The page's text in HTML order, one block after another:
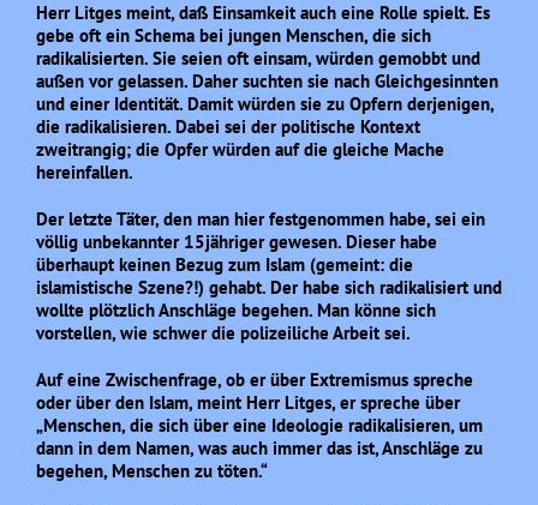
Herr Litges meint, daß Einsamkeit auch eine Rolle spielt. Es
gebe oft ein Schema bei jungen Menschen, die sich
radikalisierten. Sie seien oft einsam, würden gemobbt und
außen vor gelassen. Daher suchten sie nach Gleichgesinnten
und einer Identität. Damit würden sie zu Opfern derjenigen,
die radikalisieren. Dabei sei der politische Kontext
zweitrangig; die Opfer würden auf die gleiche Mache
hereinfallen.
Der letzte Täter, den man hier festgenommen habe, sei ein
völlig unbekannter 15jähriger gewesen. Dieser habe
überhaupt keinen Bezug zum Islam (gemeint: die
islamistische Szene?!) gehabt. Der habe sich radikalisiert und
wollte plötzlich Anschläge begehen. Man könne sich
vorstellen, wie schwer die polizeiliche Arbeit sei.
Auf eine Zwischenfrage, ob er über Extremismus spreche
oder über den Islam, meint Herr Litges, er spreche über
„Menschen, die sich über eine Ideologie radikalisieren, um
dann in dem Namen, was auch immer das ist, Anschläge zu
begehen, Menschen zu töten.“